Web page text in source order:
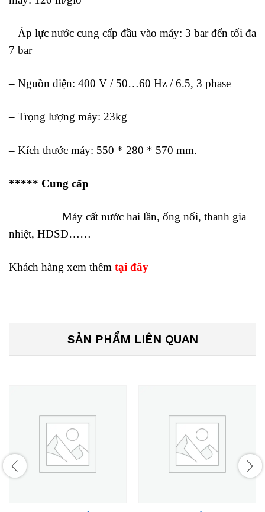
– Áp lực nước cung cấp đầu vào máy: 3 bar đến tối đa
7 bar
– Nguồn điện: 400 V / 50…60 Hz / 6.5, 3 phase
– Trọng lượng máy: 23kg
– Kích thước máy: 550 * 280 * 570 mm.
***** Cung cấp
Máy cất nước hai lần, ống nối, thanh gia
nhiệt, HDSD……
Khách hàng xem thêm tại đây
SẢN PHẨM LIÊN QUAN